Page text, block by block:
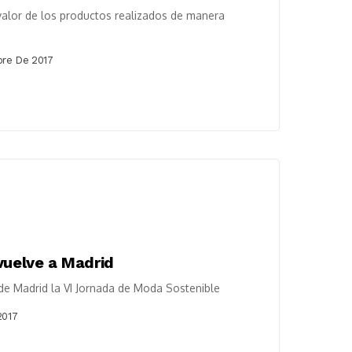
de los productos realizados de manera
De 2017
a Madrid
Madrid la VI Jornada de Moda Sostenible